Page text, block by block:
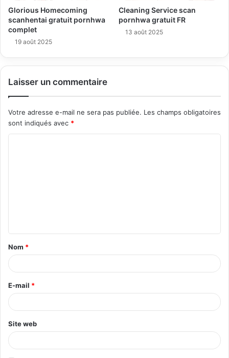
Glorious Homecoming
scanhentai gratuit pornhwa
complet
19 août 2025
Cleaning Service scan
pornhwa gratuit FR
13 août 2025
Laisser un commentaire
Votre adresse e-mail ne sera pas publiée. Les champs obligatoires
sont indiqués avec *
t
a
e
*
Nom *
E-mail *
Site web